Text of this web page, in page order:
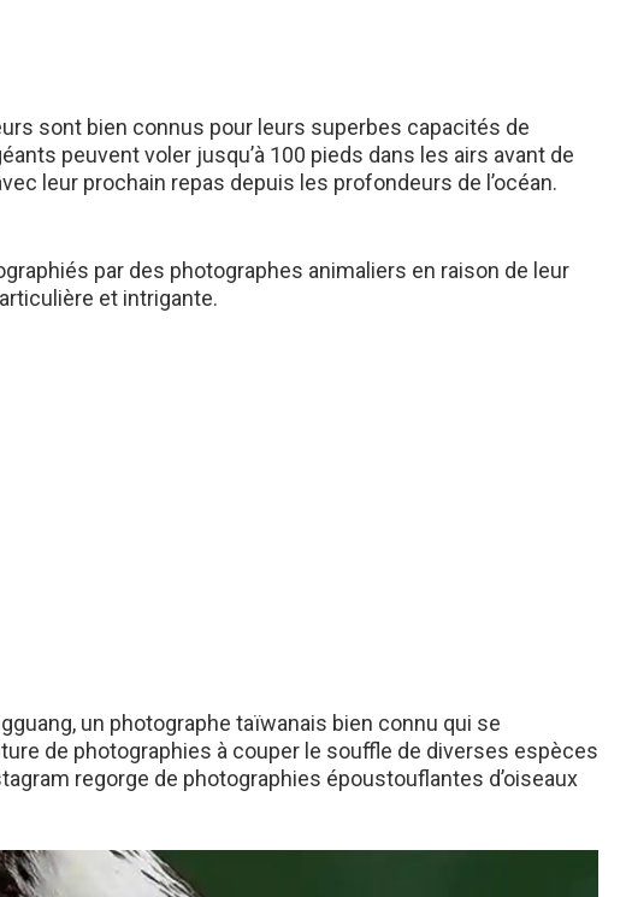
sont bien connus pour leurs superbes capacités de
peuvent voler jusqu’à 100 pieds dans les airs avant de
leur prochain repas depuis les profondeurs de l’océan.
par des photographes animaliers en raison de leur
et intrigante.
un photographe taïwanais bien connu qui se
de photographies à couper le souffle de diverses espèces
regorge de photographies époustouflantes d’oiseaux